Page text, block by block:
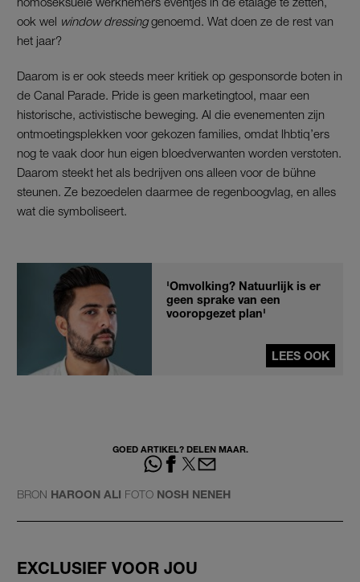
ook wel window dressinggenoemd. Wat doen ze de rest van
het jaar?
Daarom is er ook steeds meer kritiek op gesponsorde boten in
de Canal Parade. Pride is geen marketingtool, maar een
historische, activistische beweging. Al die evenementen zijn
ontmoetingsplekken voor gekozen families, omdat lhbtiq’ers
nog te vaak door hun eigen bloedverwanten worden verstoten.
Daarom steekt het als bedrijven ons alleen voor de bühne
steunen. Ze bezoedelen daarmee de regenboogvlag, en alles
wat die symboliseert.
'Omvolking? Natuurlijk is er
geen sprake van een
vooropgezet plan'
LEES OOK
GOED ARTIKEL? DELEN MAAR.
BRON HAROON ALI FOTO NOSH NENEH
EXCLUSIEF VOOR JOU